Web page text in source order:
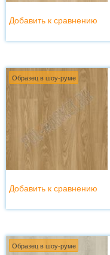
Добавить к сравнению
Образец в шоу-руме
Добавить к сравнению
Образец в шоу-руме